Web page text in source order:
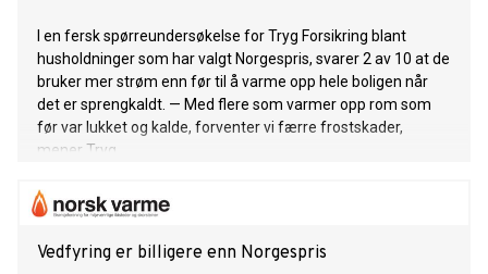
I en fersk spørreundersøkelse for Tryg Forsikring blant
husholdninger som har valgt Norgespris, svarer 2 av 10 at de
bruker mer strøm enn før til å varme opp hele boligen når
det er sprengkaldt. — Med flere som varmer opp rom som
før var lukket og kalde, forventer vi færre frostskader,
mener Tryg.
Vedfyring er billigere enn Norgespris